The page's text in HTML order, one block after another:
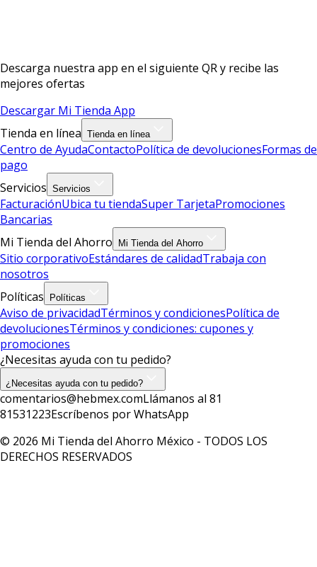
Descarga nuestra app en el siguiente QR y recibe las
mejores ofertas
Descargar Mi Tienda App
Tienda en línea Tienda en línea
Centro de AyudaContactoPolítica de devolucionesFormas de
pago
Servicios Servicios
FacturaciónUbica tu tiendaSuper TarjetaPromociones
Bancarias
Mi Tienda del Ahorro
Mi Tienda del Ahorro
Sitio corporativoEstándares de calidadTrabaja con
nosotros
Políticas
Políticas
Aviso de privacidadTérminos y condicionesPolítica de
devolucionesTérminos y condiciones: cupones y
promociones
¿Necesitas ayuda con tu pedido?
¿Necesitas ayuda con tu pedido?
comentarios@hebmex.comLlámanos al 81
81531223Escríbenos por WhatsApp
© 2026 Mi Tienda del Ahorro México - TODOS LOS
DERECHOS RESERVADOS